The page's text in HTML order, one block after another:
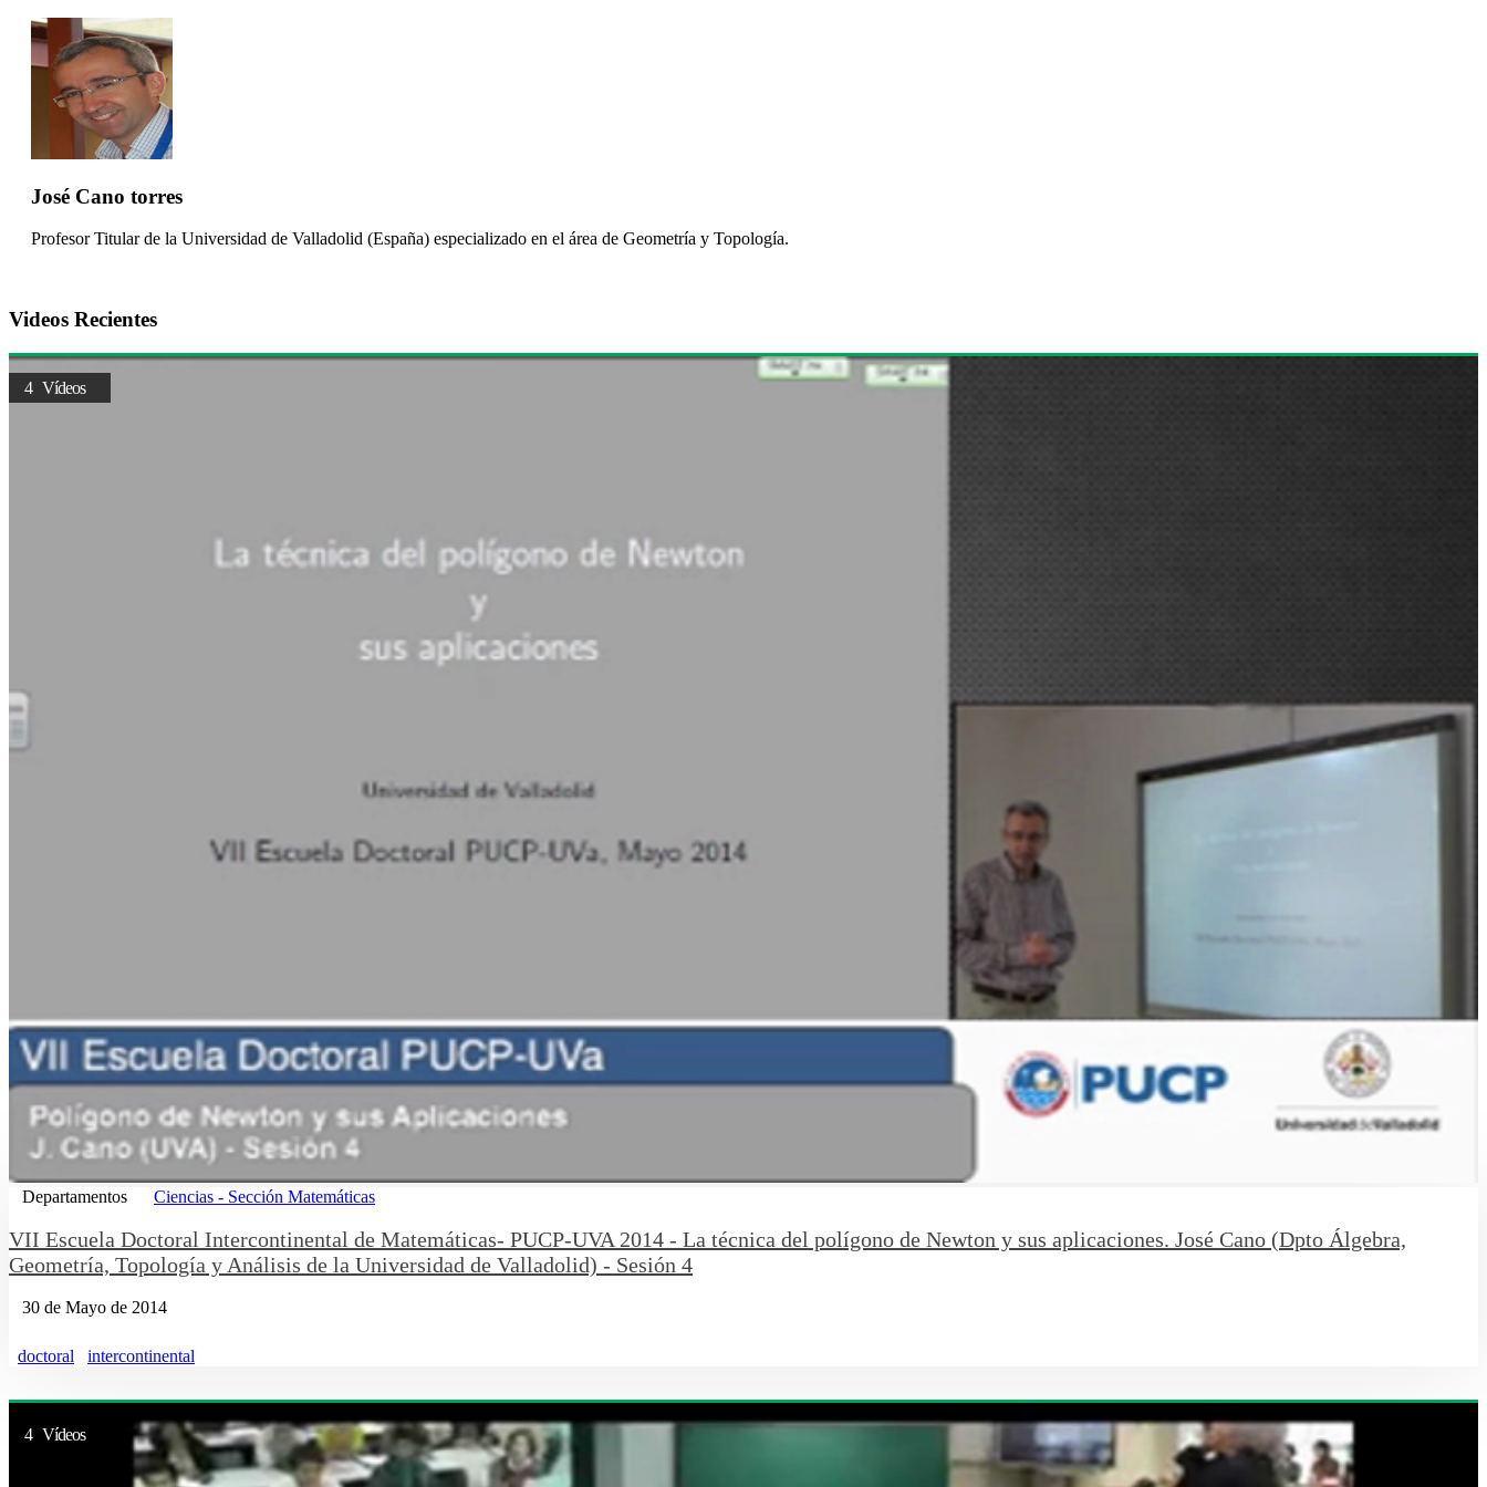
José Cano torres
Profesor Titular de la Universidad de Valladolid (España) especializado en el área de Geometría y Topología.
Videos Recientes
4 Vídeos
Departamentos Ciencias - Sección Matemáticas
VII Escuela Doctoral Intercontinental de Matemáticas- PUCP-UVA 2014 - La técnica del polígono de Newton y sus aplicaciones. José Cano (Dpto Álgebra,
Geometría, Topología y Análisis de la Universidad de Valladolid) - Sesión 4
30 de Mayo de 2014
doctoral intercontinental
4 Vídeos